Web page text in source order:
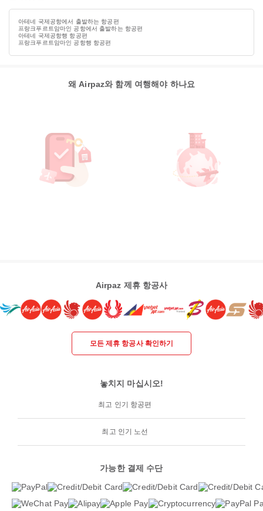
아테네 국제공항에서 출발하는 항공편
프랑크푸르트암마인 공항에서 출발하는 항공편
아테네 국제공항행 항공편
프랑크푸르트암마인 공항행 항공편
왜 Airpaz와 함께 여행해야 하나요
Airpaz 제휴 항공사
모든 제휴 항공사 확인하기
놓치지 마십시오!
최고 인기 항공편
최고 인기 노선
가능한 결제 수단